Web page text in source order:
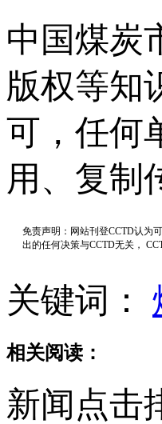
中国煤炭
版权等知
可，任何
用、复制
免责声明：网站刊登CCTD认为
出的任何决策与CCTD无关，
关键词：
相关阅读：
新闻点击